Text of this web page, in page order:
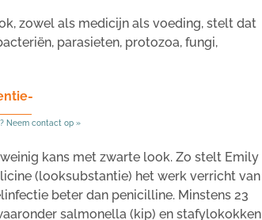
zowel als medicijn als voeding, stelt dat
parasieten, protozoa, fungi,
Neem contact op »
kans met zwarte look. Zo stelt Emily
(looksubstantie) het werk verricht van
beter dan penicilline. Minstens 23
salmonella (kip) en stafylokokken